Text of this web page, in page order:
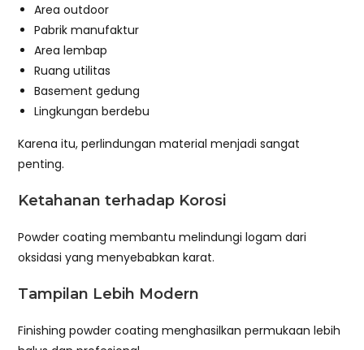
Area outdoor
Pabrik manufaktur
Area lembap
Ruang utilitas
Basement gedung
Lingkungan berdebu
Karena itu, perlindungan material menjadi sangat
penting.
Ketahanan terhadap Korosi
Powder coating membantu melindungi logam dari
oksidasi yang menyebabkan karat.
Tampilan Lebih Modern
Finishing powder coating menghasilkan permukaan lebih